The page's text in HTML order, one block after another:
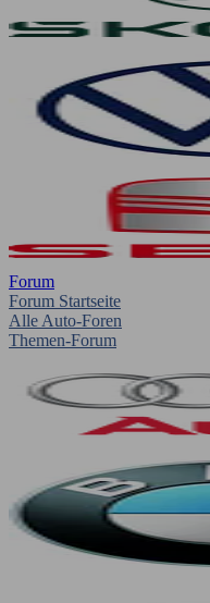
Forum
Forum Startseite
Alle Auto-Foren
Themen-Forum